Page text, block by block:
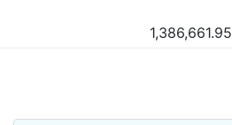
1,386,661.95